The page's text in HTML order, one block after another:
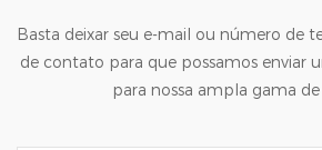
Basta deixar seu e-mail ou número de
de contato para que possamos enviar
para nossa ampla gama